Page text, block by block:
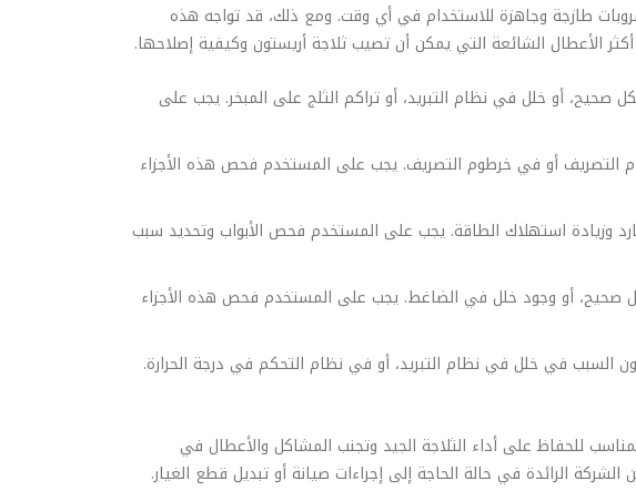
طازجة وجاهزة للاستخدام في أي وقت. ومع ذلك، قد تواجه هذه
الأعطال الشائعة التي يمكن أن تصيب ثلاجة أريستون وكيفية إصلاحها.
أو خلل في نظام التبريد، أو تراكم الثلج على المبخر. يجب على
التصريف أو في خرطوم التصريف. يجب على المستخدم فحص هذه الأجزاء
وزيادة استهلاك الطاقة. يجب على المستخدم فحص الأبواب وتحديد سبب
صحيح، أو وجود خلل في الضاغط. يجب على المستخدم فحص هذه الأجزاء
السبب في خلل في نظام التبريد، أو في نظام التحكم في درجة الحرارة.
للحفاظ على أداء الثلاجة الجيد وتجنب المشاكل والأعطال في
الرائدة في حالة الحاجة إلى إجراءات صيانة أو تبديل قطع الغيار.